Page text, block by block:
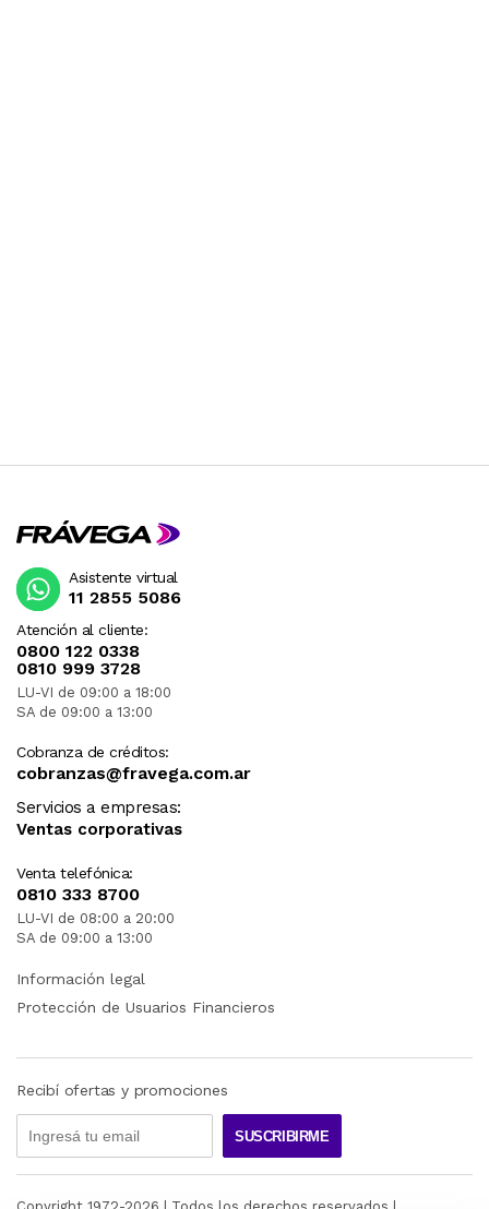
Atención al cliente:
0800 122 0338
0810 999 3728
LU-VI de 09:00 a 18:00
SA de 09:00 a 13:00
Cobranza de créditos:
cobranzas@fravega.com.ar
Servicios a empresas:
Ventas corporativas
Venta telefónica:
0810 333 8700
LU-VI de 08:00 a 20:00
SA de 09:00 a 13:00
Asistente virtual
11 2855 5086
Información legal
Protección de Usuarios Financieros
Recibí ofertas y promociones
SUSCRIBIRME